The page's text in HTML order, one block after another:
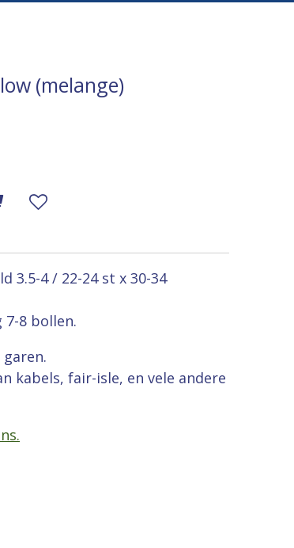
(melange)
3.5-4 / 22-24 st x 30-34
8 bollen.
kabels, fair-isle, en vele andere